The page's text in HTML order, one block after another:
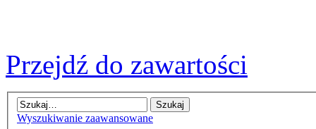
Przejdź do zawartości
Wyszukiwanie zaawansowane